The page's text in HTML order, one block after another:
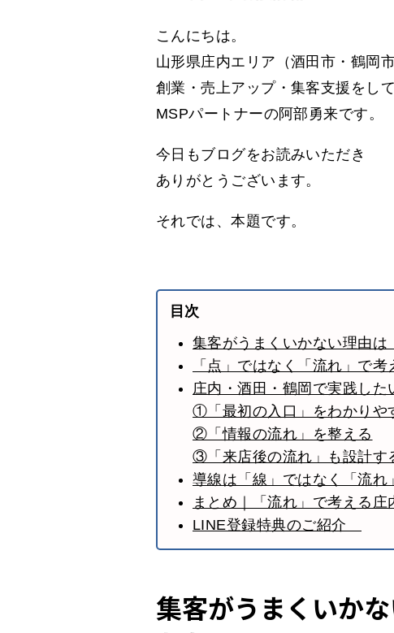
こんにちは。
山形県庄内エリア（酒田市・鶴岡
創業・売上アップ・集客支援をし
MSPパートナーの阿部勇来です。
今日もブログをお読みいただき
ありがとうございます。
それでは、本題です。
目次
集客がうまくいかない理由は
「点」ではなく「流れ」で考
庄内・酒田・鶴岡で実践した
①「最初の入口」をわかりや
②「情報の流れ」を整える
③「来店後の流れ」も設計す
導線は「線」ではなく「流れ
まとめ｜「流れ」で考える庄
LINE登録特典のご紹介
集客がうまくいか